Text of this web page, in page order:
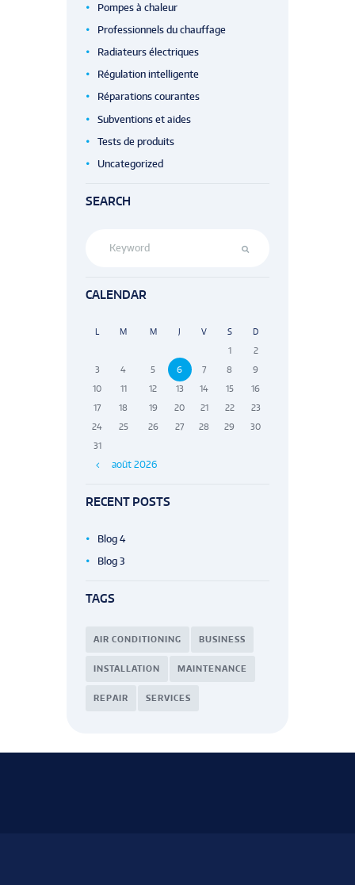
Pompes à chaleur
Professionnels du chauffage
Radiateurs électriques
Régulation intelligente
Réparations courantes
Subventions et aides
Tests de produits
Uncategorized
SEARCH
CALENDAR
août 2026
M M V S D
1
2
3
4 5 6 7 8
9
10
11 12 13 14 15
16
17
18 19 20 21 22
23
24
25 26 27 28 29
30
31
RECENT POSTS
Blog 4
Blog 3
TAGS
AIR CONDITIONING BUSINESS
INSTALLATION MAINTENANCE
REPAIR SERVICES